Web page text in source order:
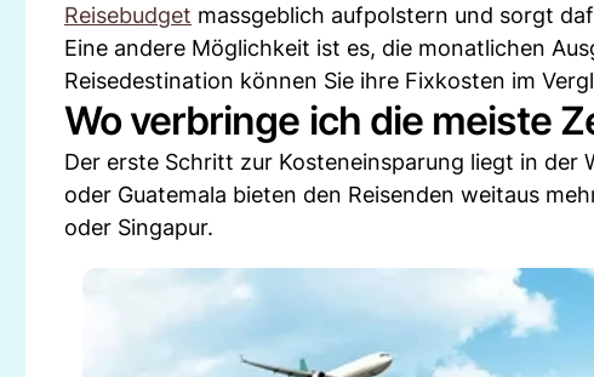
Reisebudget massgeblich aufpolstern und sorgt
Eine andere Möglichkeit ist es, die monatlichen
Reisedestination können Sie ihre Fixkosten im
Wo verbringe ich die meiste
Der erste Schritt zur Kosteneinsparung liegt in der
oder Guatemala bieten den Reisenden weitaus
oder Singapur.